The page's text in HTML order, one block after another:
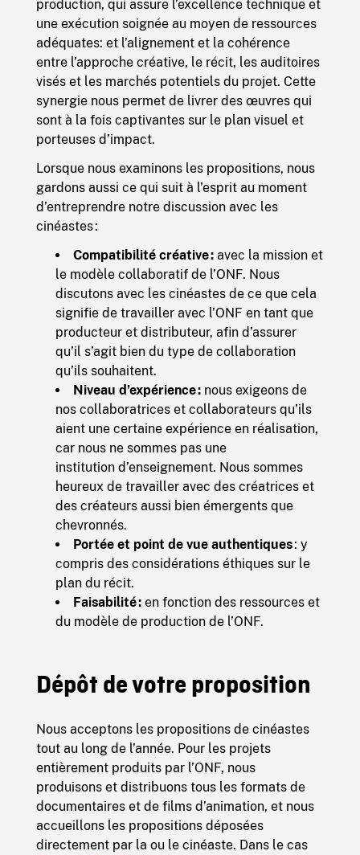
production, qui assure l’excellence technique et
une exécution soignée au moyen de ressources
adéquates: et l’alignement et la cohérence
entre l’approche créative, le récit, les auditoires
visés et les marchés potentiels du projet. Cette
synergie nous permet de livrer des œuvres qui
sont à la fois captivantes sur le plan visuel et
porteuses d’impact.
Lorsque nous examinons les propositions, nous
gardons aussi ce qui suit à l’esprit au moment
d’entreprendre notre discussion avec les
cinéastes :
Compatibilité créative :avec la mission et
le modèle collaboratif de l’ONF. Nous
discutons avec les cinéastes de ce que cela
signifie de travailler avec l’ONF en tant que
producteur et distributeur, afin d’assurer
qu’il s’agit bien du type de collaboration
qu’ils souhaitent.
Niveau d’expérience : nous exigeons de
nos collaboratrices et collaborateurs qu’ils
aient une certaine expérience en réalisation,
car nous ne sommes pas une
institution d’enseignement. Nous sommes
heureux de travailler avec des créatrices et
des créateurs aussi bien émergents que
chevronnés.
Portée et point de vue authentiques: y
compris des considérations éthiques sur le
plan du récit.
Faisabilité :en fonction des ressources et
du modèle de production de l’ONF.
Dépôt de votre proposition
Nous acceptons les propositions de cinéastes
tout au long de l’année. Pour les projets
entièrement produits par l’ONF, nous
produisons et distribuons tous les formats de
documentaires et de films d’animation, et nous
accueillons les propositions déposées
directement par la ou le cinéaste. Dans le cas